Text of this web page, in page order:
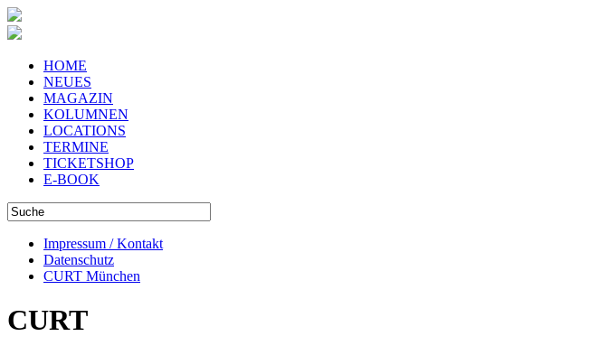
HOME
NEUES
MAGAZIN
KOLUMNEN
LOCATIONS
TERMINE
TICKETSHOP
E-BOOK
Impressum / Kontakt
Datenschutz
CURT München
CURT